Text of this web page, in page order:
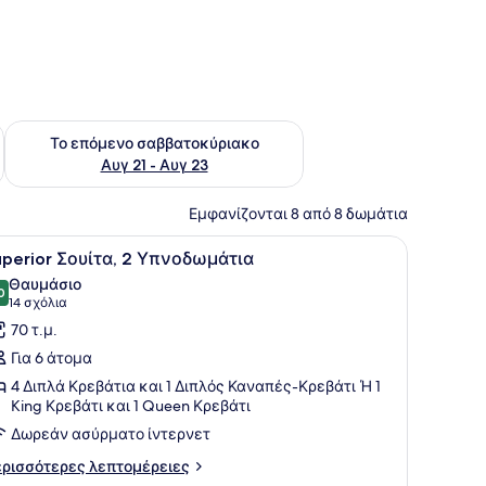
Αυγ 14 - Αυγ 16
Το επόμενο σαββατοκύριακο
Αυγ 21 - Αυγ 23
Έλεγχος διαθεσιμότητας για το επόμενο
Εμφανίζονται 8 από 8 δωμάτια
ένα γραφείο με τηλέφωνο, μια γκρι πολυθρόνα και μια ξύλινη
με ταπετσαρία με σχέδια, ένα παράθυρο, ένα γραφείο με ένα
Ένα σαλόνι με έναν καναπέ, μια
12 Σουίτα, 2 Υπνοδωμάτια
στα 10
Θαυμάσιο
14 σχόλια
(14
σχόλια)
70 τ.μ.
Για 6 άτομα
4 Διπλά Κρεβάτια και 1 Διπλός Καναπές-Κρεβάτι Ή 1
King Κρεβάτι και 1 Queen Κρεβάτι
Δωρεάν ασύρματο ίντερνετ
λεπτομέρειες